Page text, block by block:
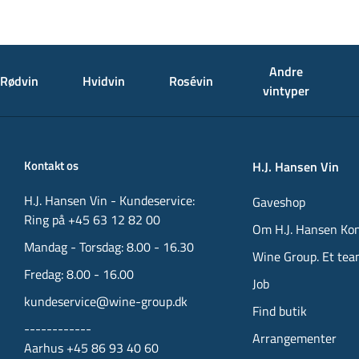
Rødvin Hvidvin Rosévin
Andre
vintyper
Kontakt os
H.J. Hansen Vin - Kundeservice:
Ring på +45 63 12 82 00
Mandag - Torsdag: 8.00 - 16.30
Fredag: 8.00 - 16.00
kundeservice@wine-group.dk
------------
Aarhus +45 86 93 40 60
H.J. Hansen Vin
Gaveshop
Om H.J. Hansen
Wine Group. Et
Job
Find butik
Arrangementer